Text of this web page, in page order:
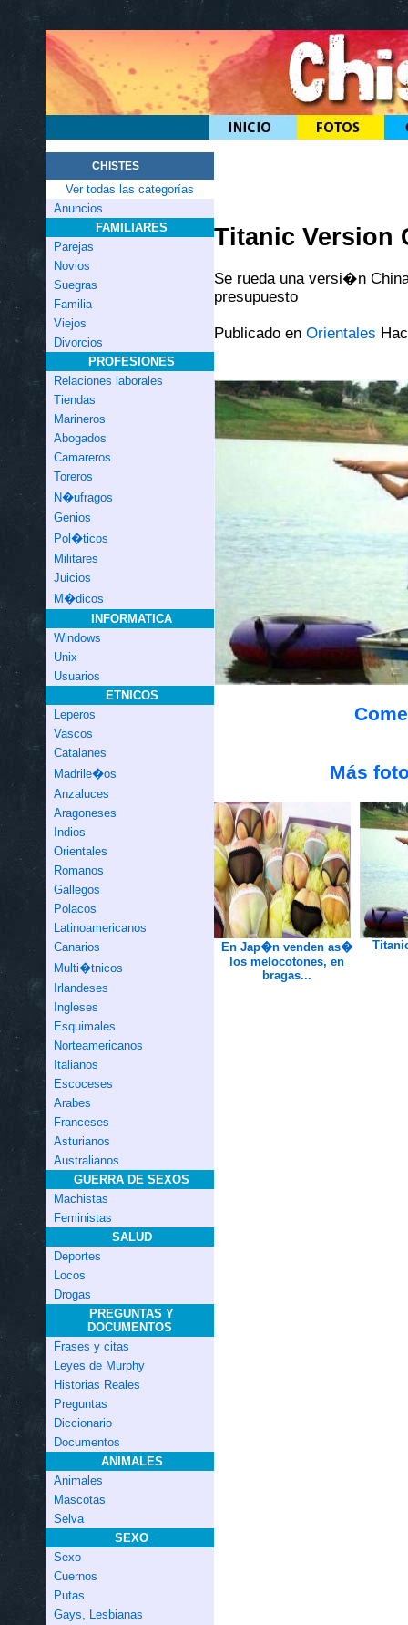
CHISTES
Ver todas las categorías
Anuncios
FAMILIARES
Parejas
Novios
Suegras
Familia
Viejos
Divorcios
PROFESIONES
Relaciones laborales
Tiendas
Marineros
Abogados
Camareros
Toreros
N�ufragos
Genios
Pol�ticos
Militares
Juicios
M�dicos
INFORMATICA
Windows
Unix
Usuarios
ETNICOS
Leperos
Vascos
Catalanes
Madrile�os
Anzaluces
Aragoneses
Indios
Orientales
Romanos
Gallegos
Polacos
Latinoamericanos
Canarios
Multi�tnicos
Irlandeses
Ingleses
Esquimales
Norteamericanos
Italianos
Escoceses
Arabes
Franceses
Asturianos
Australianos
GUERRA DE SEXOS
Machistas
Feministas
SALUD
Deportes
Locos
Drogas
PREGUNTAS Y
DOCUMENTOS
Frases y citas
Leyes de Murphy
Historias Reales
Preguntas
Diccionario
Documentos
ANIMALES
Animales
Mascotas
Selva
SEXO
Sexo
Cuernos
Putas
Gays, Lesbianas
Titanic Version
Se rueda una versi�n
presupuesto
Publicado en Orientales
Más
En Jap�n venden as�
los melocotones, en
bragas...